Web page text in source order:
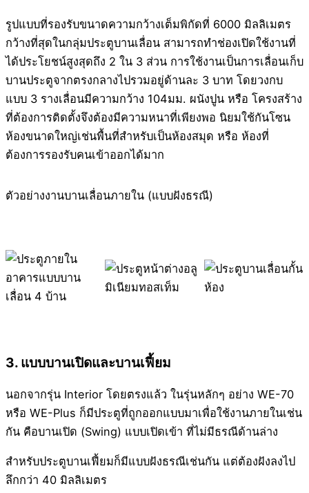
รูปแบบที่รองรับขนาดความกว้างเต็มพิกัดที่ 6000 มิลลิเมตร
กว้างที่สุดในกลุ่มประตูบานเลื่อน สามารถทำช่องเปิดใช้งานที่
ได้ประโยชน์สูงสุดถึง 2 ใน 3 ส่วน การใช้งานเป็นการเลื่อนเก็บ
บานประตูจากตรงกลางไปรวมอยู่ด้านละ 3 บาท โดยวงกบ
แบบ 3 รางเลื่อนมีความกว้าง 104มม. ผนังปูน หรือ โครงสร้าง
ที่ต้องการติดตั้งจึงต้องมีความหนาที่เพียงพอ นิยมใช้กันโซน
ห้องขนาดใหญ่เช่นพื้นที่สำหรับเป็นห้องสมุด หรือ ห้องที่
ต้องการรองรับคนเข้าออกได้มาก
ตัวอย่างงานบานเลื่อนภายใน (แบบฝังธรณี)
3. แบบบานเปิดและบานเฟี้ยม
นอกจากรุ่น Interior โดยตรงแล้ว ในรุ่นหลักๆ อย่าง WE-70
หรือ WE-Plus ก็มีประตูที่ถูกออกแบบมาเพื่อใช้งานภายในเช่น
กัน คือบานเปิด (Swing) แบบเปิดเข้า ที่ไม่มีธรณีด้านล่าง
สำหรับประตูบานเฟี้ยมก็มีแบบฝังธรณีเช่นกัน แต่ต้องฝังลงไป
ลึกกว่า 40 มิลลิเมตร